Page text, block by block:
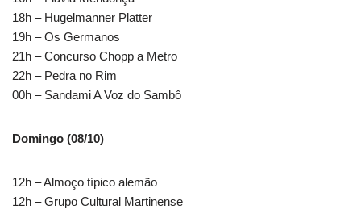
18h – Hugelmanner Platter
19h – Os Germanos
21h – Concurso Chopp a Metro
22h – Pedra no Rim
00h – Sandami A Voz do Sambô
Domingo (08/10)
12h – Almoço típico alemão
12h – Grupo Cultural Martinense